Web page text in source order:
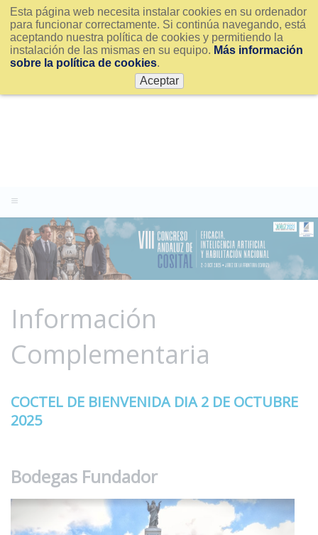
Esta página web necesita instalar cookies en su ordenador
para funcionar correctamente. Si continúa navegando, está
aceptando nuestra política de cookies y permitiendo la
instalación de las mismas en su equipo. Más información
sobre la política de cookies.
Aceptar
Información
Complementaria
COCTEL DE BIENVENIDA DIA 2 DE OCTUBRE
2025
Bodegas Fundador